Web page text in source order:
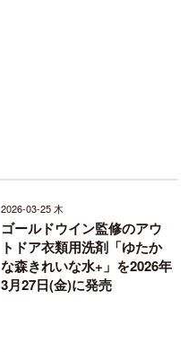
2026-03-25 木
ゴールドウイン監修のアウ
トドア衣類用洗剤「ゆたか
な森きれいな水+」を2026年
3月27日(金)に発売